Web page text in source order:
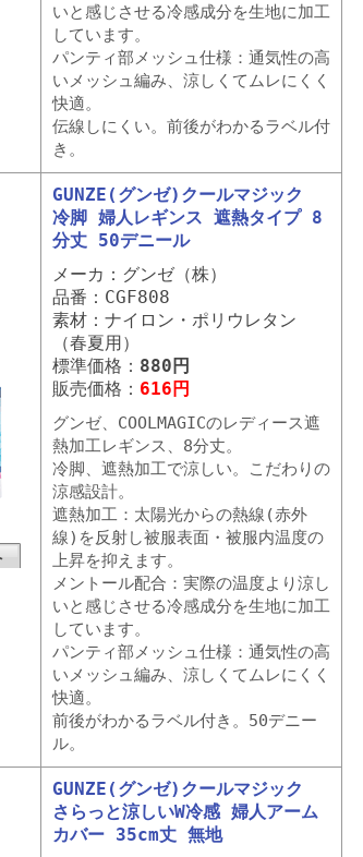
いと感じさせる冷感成分を生地に加工
しています。
パンティ部メッシュ仕様：通気性の高
いメッシュ編み、涼しくてムレにくく
快適。
伝線しにくい。前後がわかるラベル付
き。
GUNZE(グンゼ)クールマジック
冷脚 婦人レギンス 遮熱タイプ 8
分丈 50デニール
メーカ：グンゼ（株）
品番：CGF808
素材：ナイロン・ポリウレタン
（春夏用）
標準価格： 880円
販売価格： 616円
グンゼ、COOLMAGICのレディース遮
熱加工レギンス、8分丈。
冷脚、遮熱加工で涼しい。こだわりの
涼感設計。
遮熱加工：太陽光からの熱線(赤外
線)を反射し被服表面・被服内温度の
上昇を抑えます。
メントール配合：実際の温度より涼し
いと感じさせる冷感成分を生地に加工
しています。
パンティ部メッシュ仕様：通気性の高
いメッシュ編み、涼しくてムレにくく
快適。
前後がわかるラベル付き。50デニー
ル。
GUNZE(グンゼ)クールマジック
さらっと涼しいW冷感 婦人アーム
カバー 35cm丈 無地